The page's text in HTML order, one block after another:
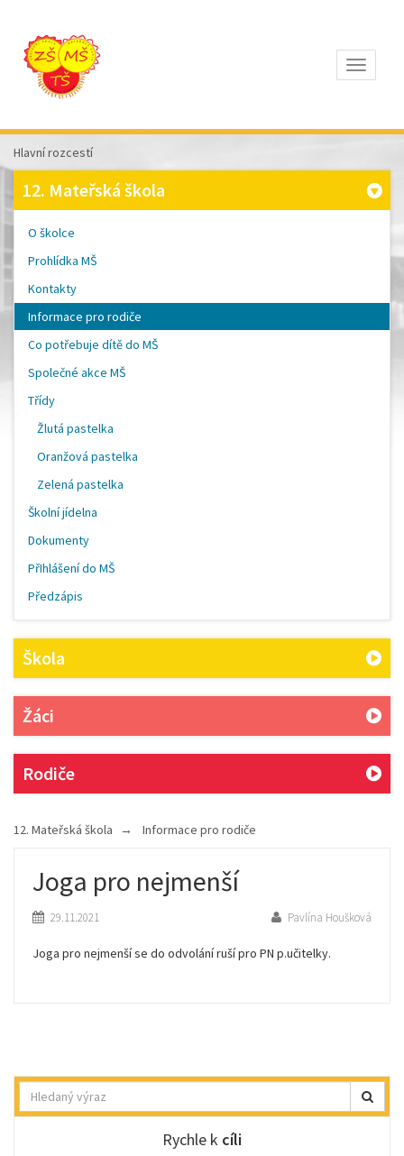
ZÁKLADNÍ
ŠKOLA
TOMÁŠE
ŠOBRA
A
M ATEŘSKÁ
PÍSEK
Hlavní rozcestí
12. Mateřská škola
O školce
Prohlídka MŠ
Kontakty
Informace pro rodiče
Co potřebuje dítě do MŠ
Společné akce MŠ
Třídy
Žlutá pastelka
Oranžová pastelka
Zelená pastelka
Školní jídelna
Dokumenty
PřIhlášení do MŠ
Předzápis
Škola
Žáci
Rodiče
12. Mateřská škola Informace pro rodiče
Joga pro nejmenší
Pavlína Houšková
29.11.2021
Joga pro nejmenší se do odvolání ruší pro PN p.učitelky.
Hledat
Rychle k cíli